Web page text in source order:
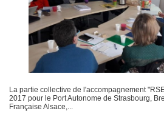
La partie collective de l'accompagnement
2017 pour le Port Autonome de Strasbourg,
Française Alsace,...